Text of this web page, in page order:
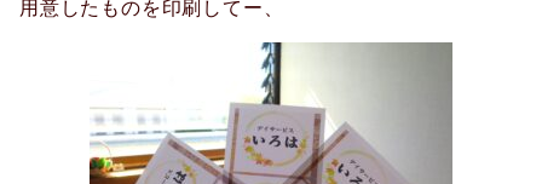
用意したものを印刷してー、